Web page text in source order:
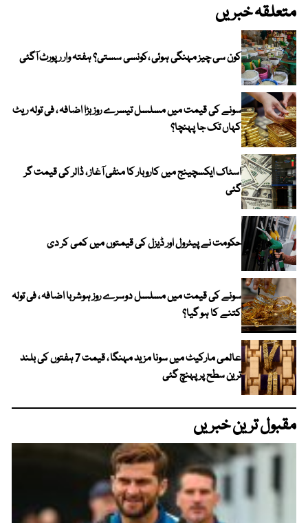
متعلقہ خبریں
کون سی چیز مہنگی ہوئی ،کونسی سستی؟ ہفتہ وار رپورٹ آگئی
سونے کی قیمت میں مسلسل تیسرے روز بڑا اضافہ ، فی تولہ ریٹ
کہاں تک جا پہنچا؟
اسٹاک ایکسچینج میں کاروبار کا منفی آغاز ، ڈالر کی قیمت گر
گئی
حکومت نے پیٹرول اور ڈیزل کی قیمتوں میں کمی کر دی
سونے کی قیمت میں مسلسل دوسرے روز ہوشربا اضافہ ، فی تولہ
کتنے کا ہو گیا؟
عالمی مارکیٹ میں سونا مزید مہنگا ، قیمت 7 ہفتوں کی بلند
ترین سطح پر پہنچ گئی
مقبول ترین خبریں